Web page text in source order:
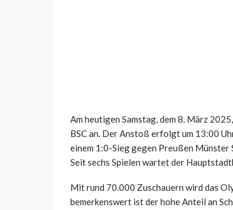
Am heutigen Samstag, dem 8. März
BSC an. Der Anstoß erfolgt um 13:00
einem 1:0-Sieg gegen Preußen
Seit sechs Spielen wartet der
Mit rund 70.000 Zuschauern wird das
bemerkenswert ist der hohe Anteil an